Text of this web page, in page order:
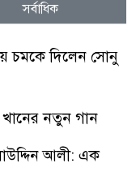
সর্বাধিক
চমকে দিলেন সোনু
নতুন গান
আলী: এক